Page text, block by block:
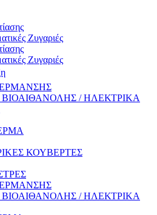
Ζυγαριές
Ζυγαριές
/ ΗΛΕΚΤΡΙΚΑ
ΚΟΥΒΕΡΤΕΣ
/ ΗΛΕΚΤΡΙΚΑ